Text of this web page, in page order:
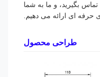
بگیرید، و ما به شما
ای ارائه می دهیم.
طراحی محصول